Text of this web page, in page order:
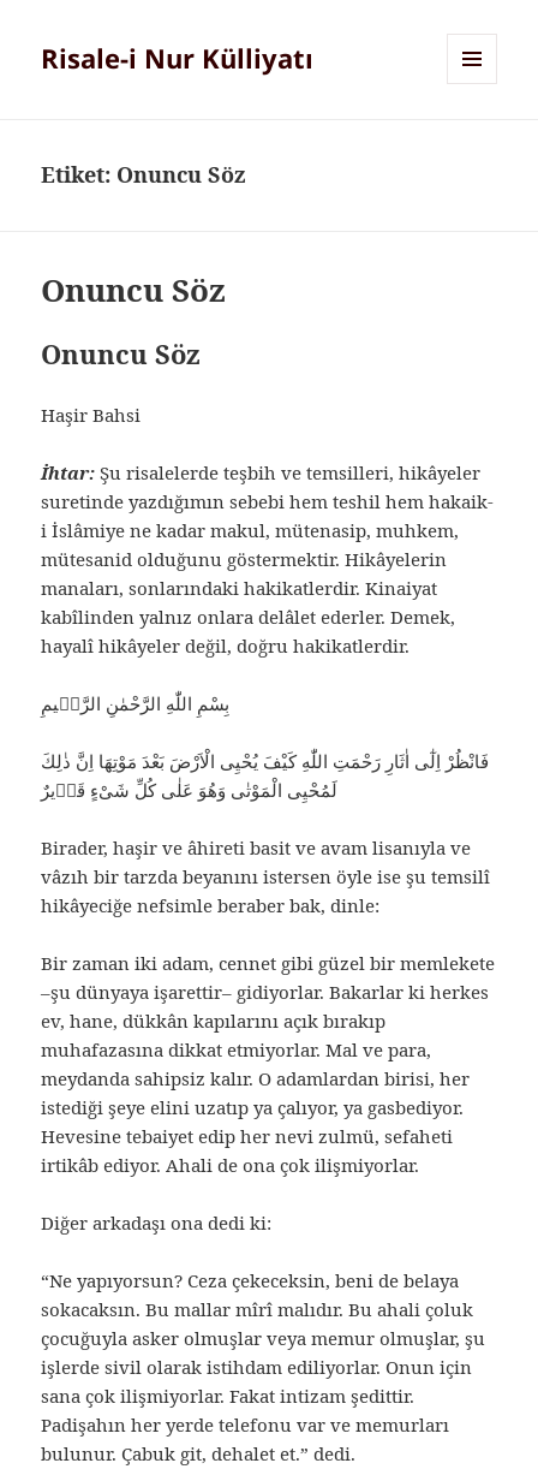
Risale-i Nur Külliyatı
Etiket: Onuncu Söz
Onuncu Söz
Onuncu Söz
Haşir Bahsi
İhtar: Şu risalelerde teşbih ve temsilleri, hikâyeler
suretinde yazdığımın sebebi hem teshil hem hakaik-
i İslâmiye ne kadar makul, mütenasip, muhkem,
mütesanid olduğunu göstermektir. Hikâyelerin
manaları, sonlarındaki hakikatlerdir. Kinaiyat
kabîlinden yalnız onlara delâlet ederler. Demek,
hayalî hikâyeler değil, doğru hakikatlerdir.
بِسْمِ اللّٰهِ الرَّحْمٰنِ الرَّحٖيمِ
فَانْظُرْ اِلٰٓى اٰثَارِ رَحْمَتِ اللّٰهِ كَيْفَ يُحْيِى الْاَرْضَ بَعْدَ مَوْتِهَا اِنَّ ذٰلِكَ
لَمُحْيِى الْمَوْتٰى وَهُوَ عَلٰى كُلِّ شَىْءٍ قَدٖيرٌ
Birader, haşir ve âhireti basit ve avam lisanıyla ve
vâzıh bir tarzda beyanını istersen öyle ise şu temsilî
hikâyeciğe nefsimle beraber bak, dinle:
Bir zaman iki adam, cennet gibi güzel bir memlekete
–şu dünyaya işarettir– gidiyorlar. Bakarlar ki herkes
ev, hane, dükkân kapılarını açık bırakıp
muhafazasına dikkat etmiyorlar. Mal ve para,
meydanda sahipsiz kalır. O adamlardan birisi, her
istediği şeye elini uzatıp ya çalıyor, ya gasbediyor.
Hevesine tebaiyet edip her nevi zulmü, sefaheti
irtikâb ediyor. Ahali de ona çok ilişmiyorlar.
Diğer arkadaşı ona dedi ki:
“Ne yapıyorsun? Ceza çekeceksin, beni de belaya
sokacaksın. Bu mallar mîrî malıdır. Bu ahali çoluk
çocuğuyla asker olmuşlar veya memur olmuşlar, şu
işlerde sivil olarak istihdam ediliyorlar. Onun için
sana çok ilişmiyorlar. Fakat intizam şedittir.
Padişahın her yerde telefonu var ve memurları
bulunur. Çabuk git, dehalet et.” dedi.